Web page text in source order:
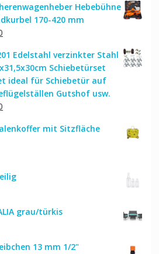
81.00.
Hebebühne
170-420 mm
Aktueller
ist:
CHF 179.00.
Edelstahl verzinkter Stahl
Schiebetürset
ideal für Schiebetür auf
Gutshof usw.
Aktueller
ist:
mit Sitzfläche
80.00.
grau/türkis
13 mm 1/2"